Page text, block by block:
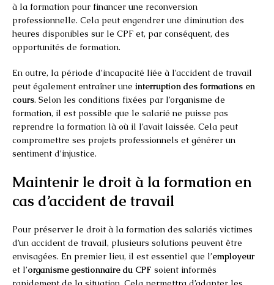
à la formation pour financer une reconversion
professionnelle. Cela peut engendrer une diminution des
heures disponibles sur le CPF et, par conséquent, des
opportunités de formation.
En outre, la période d’incapacité liée à l’accident de travail
peut également entraîner une interruption des formations en
cours. Selon les conditions fixées par l’organisme de
formation, il est possible que le salarié ne puisse pas
reprendre la formation là où il l’avait laissée. Cela peut
compromettre ses projets professionnels et générer un
sentiment d’injustice.
Maintenir le droit à la formation en
cas d’accident de travail
Pour préserver le droit à la formation des salariés victimes
d’un accident de travail, plusieurs solutions peuvent être
envisagées. En premier lieu, il est essentiel que l’employeur
et l’organisme gestionnaire du CPF soient informés